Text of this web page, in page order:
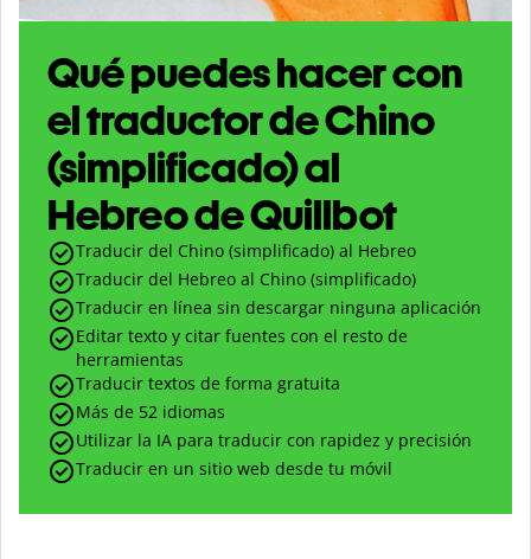
Qué puedes hacer con
el traductor de Chino
(simplificado) al
Hebreo de Quillbot
Traducir del Chino (simplificado) al Hebreo
Traducir del Hebreo al Chino (simplificado)
Traducir en línea sin descargar ninguna aplicación
Editar texto y citar fuentes con el resto de
herramientas
Traducir textos de forma gratuita
Más de 52 idiomas
Utilizar la IA para traducir con rapidez y precisión
Traducir en un sitio web desde tu móvil